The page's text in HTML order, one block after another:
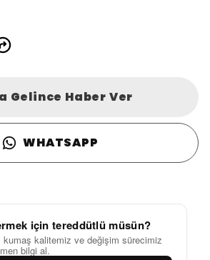
Gelince Haber Ver
WHATSAPP
için tereddütlü müsün?
kumaş kalitemiz ve değişim sürecimiz
bilgi al.